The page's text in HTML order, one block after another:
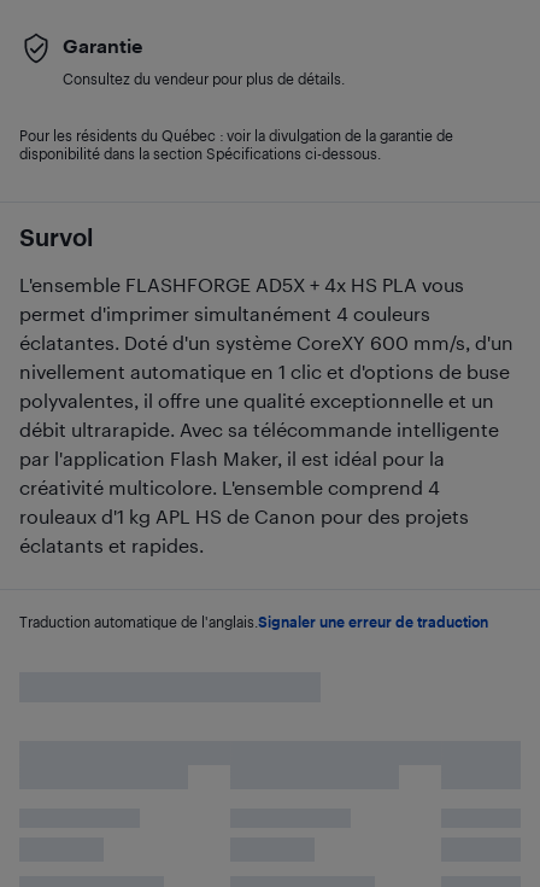
Survol
L'ensemble FLASHFORGE AD5X + 4x HS PLA vous
permet d'imprimer simultanément 4 couleurs
éclatantes. Doté d'un système CoreXY 600 mm/s, d'un
nivellement automatique en 1 clic et d'options de buse
polyvalentes, il offre une qualité exceptionnelle et un
débit ultrarapide. Avec sa télécommande intelligente
par l'application Flash Maker, il est idéal pour la
créativité multicolore. L'ensemble comprend 4
rouleaux d'1 kg APL HS de Canon pour des projets
éclatants et rapides.
Traduction automatique de l'anglais. Signaler une erreur de traduction
Garantie
Consultez du vendeur pour plus de détails.
Pour les résidents du Québec : voir la divulgation de la garantie de
disponibilité dans la section Spécifications ci-dessous.